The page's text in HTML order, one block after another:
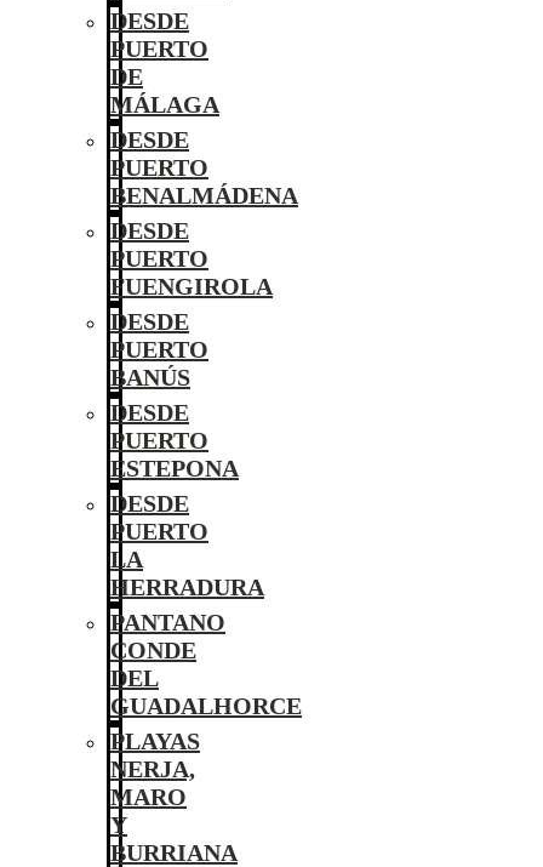
DESDE
PUERTO
DE
MÁLAGA
DESDE
PUERTO
BENALMÁDENA
DESDE
PUERTO
FUENGIROLA
DESDE
PUERTO
BANÚS
DESDE
PUERTO
ESTEPONA
DESDE
PUERTO
LA
HERRADURA
PANTANO
CONDE
DEL
GUADALHORCE
PLAYAS
NERJA,
MARO
Y
BURRIANA